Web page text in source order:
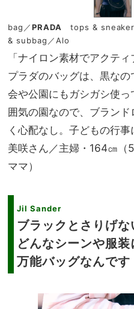
bag／PRADA
tops &
& subbag／Alo
「ナイロン素材でアクテ
プラダのバッグは、黒な
会や公園にもガシガシ使
囲気の園なので、ブラン
く心配なし。子どもの行
美咲さん／主婦・164㎝（
ママ）
Jil Sander
ブラックとさりげ
どんなシーンや服装
万能バッグなんです